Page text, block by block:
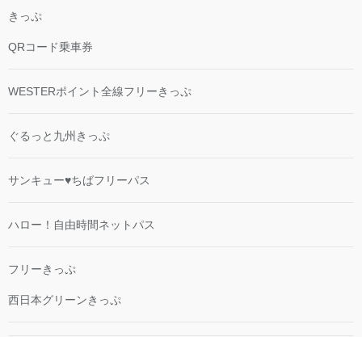
きっぷ
QRコード乗車券
WESTERポイント全線フリーきっぷ
ぐるっと九州きっぷ
サンキュー♥ちばフリーパス
ハロー！自由時間ネットパス
フリーきっぷ
西日本グリーンきっぷ